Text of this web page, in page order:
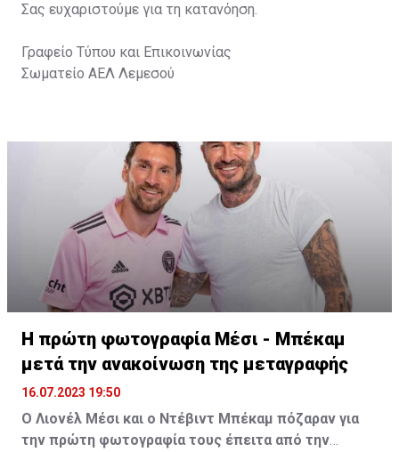
Σας ευχαριστούμε για τη κατανόηση.
Γραφείο Τύπου και Επικοινωνίας
Σωματείο ΑΕΛ Λεμεσού
Η πρώτη φωτογραφία Μέσι - Μπέκαμ
μετά την ανακοίνωση της μεταγραφής
16.07.2023 19:50
Ο Λιονέλ Μέσι και ο Ντέβιντ Μπέκαμ πόζαραν για
την πρώτη φωτογραφία τους έπειτα από την